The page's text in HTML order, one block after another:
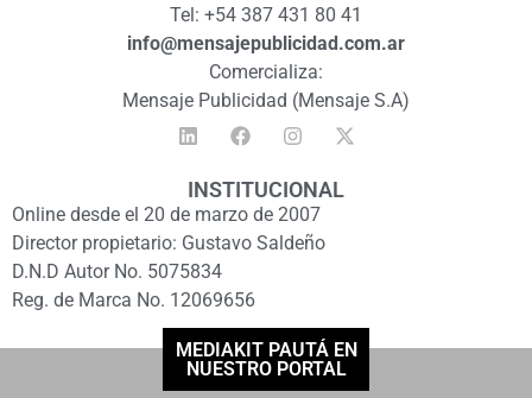
Tel: +54 387 431 80 41
info@mensajepublicidad.com.ar
Comercializa:
Mensaje Publicidad (Mensaje S.A)
INSTITUCIONAL
Online desde el 20 de marzo de 2007
Director propietario: Gustavo Saldeño
D.N.D Autor No. 5075834
Reg. de Marca No. 12069656
MEDIAKIT PAUTÁ EN
NUESTRO PORTAL